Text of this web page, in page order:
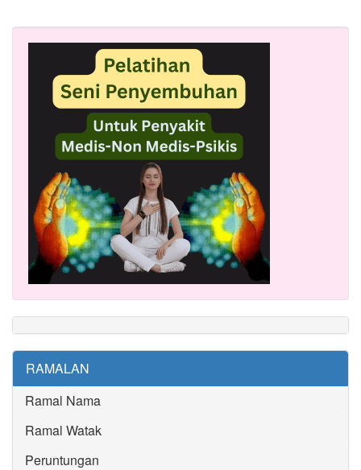
RAMALAN
Ramal Nama
Ramal Watak
Peruntungan